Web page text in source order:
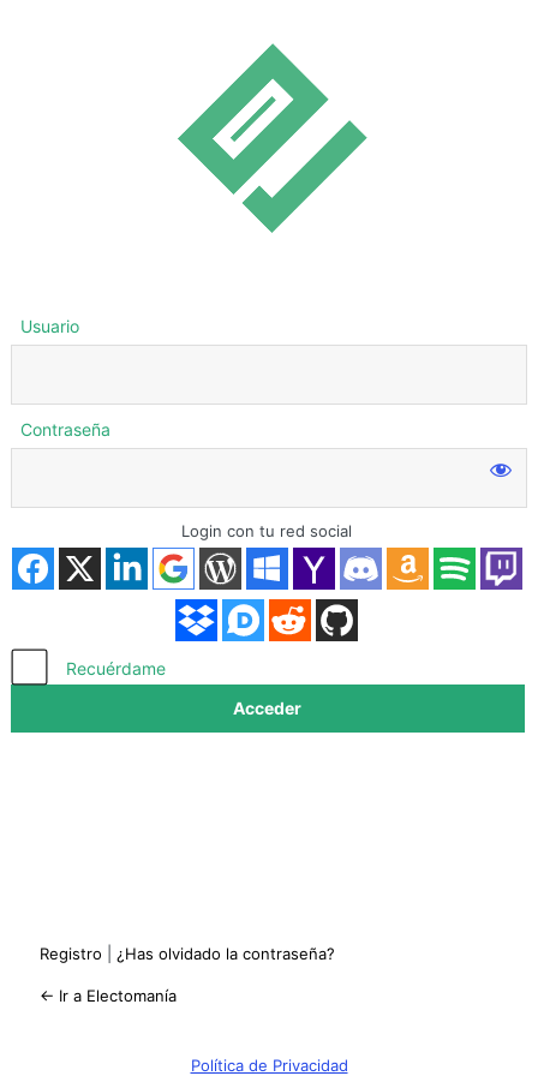
Acceder
Usuario
Contraseña
Login con tu red social
Recuérdame
Registro ¿Has olvidado la contraseña?
← Ir a Electomanía
Política de Privacidad